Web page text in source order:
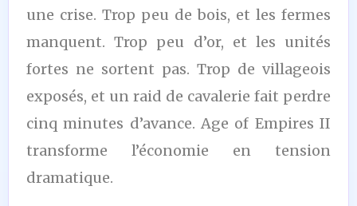
une crise. Trop peu de bois, et les fermes
manquent. Trop peu d’or, et les unités
fortes ne sortent pas. Trop de villageois
exposés, et un raid de cavalerie fait perdre
cinq minutes d’avance. Age of Empires II
transforme l’économie en tension
dramatique.